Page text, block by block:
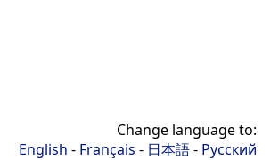
Change language to:
English - Français - 日本語- Русский